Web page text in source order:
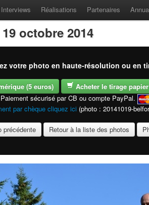
Interviews Réalisations Partenaires
octobre 2014
votre photo en haute-résolution ou en
(5 euros)
Acheter le tirage
Paiement sécurisé par CB ou compte PayPal.
par chèque cliquez ici (photo : 20141019-
précédente Retour à la liste des photos